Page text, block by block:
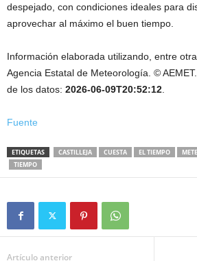
despejado, con condiciones ideales para
aprovechar al máximo el buen tiempo.
Información elaborada utilizando, entre
Agencia Estatal de Meteorología. ©
de los datos: 2026-06-09T20:52:12
Fuente
ETIQUETAS CASTILLEJA CUESTA EL TIEMPO
TIEMPO
Artículo anterior